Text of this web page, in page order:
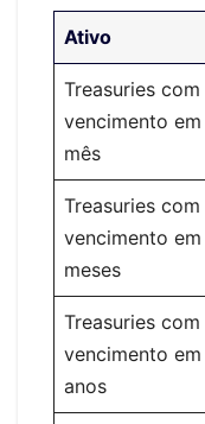
Ativo
Treasuries com
vencimento em
mês
Treasuries com
vencimento
meses
Treasuries com
vencimento em
anos